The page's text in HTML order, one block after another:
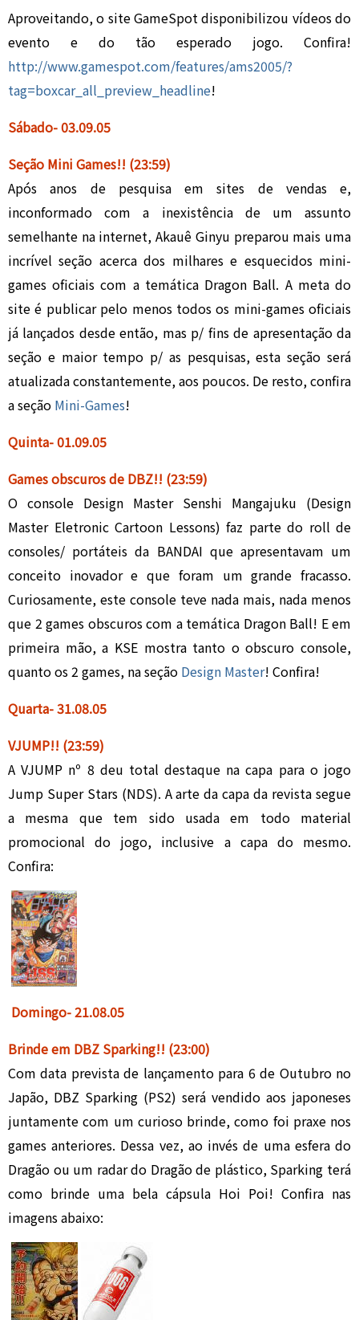
Aproveitando, o site GameSpot disponibilizou vídeos do
evento e do tão esperado jogo. Confira!
http://www.gamespot.com/features/ams2005/?
tag=boxcar_all_preview_headline!
Sábado- 03.09.05
Seção Mini Games!! (23:59)
Após anos de pesquisa em sites de vendas e,
inconformado com a inexistência de um assunto
semelhante na internet, Akauê Ginyu preparou mais uma
incrível seção acerca dos milhares e esquecidos mini-
games oficiais com a temática Dragon Ball. A meta do
site é publicar pelo menos todos os mini-games oficiais
já lançados desde então, mas p/ fins de apresentação da
seção e maior tempo p/ as pesquisas, esta seção será
atualizada constantemente, aos poucos. De resto, confira
a seção Mini-Games!
Quinta- 01.09.05
Games obscuros de DBZ!! (23:59)
O console Design Master Senshi Mangajuku (Design
Master Eletronic Cartoon Lessons) faz parte do roll de
consoles/ portáteis da BANDAI que apresentavam um
conceito inovador e que foram um grande fracasso.
Curiosamente, este console teve nada mais, nada menos
que 2 games obscuros com a temática Dragon Ball! E em
primeira mão, a KSE mostra tanto o obscuro console,
quanto os 2 games, na seção Design Master! Confira!
Quarta-31.08.05
VJUMP!! (23:59)
A VJUMP nº 8 deu total destaque na capa para o jogo
Jump Super Stars (NDS). A arte da capa da revista segue
a mesma que tem sido usada em todo material
promocional do jogo, inclusive a capa do mesmo.
Confira:
Domingo-21.08.05
Brinde em DBZ Sparking!! (23:00)
Com data prevista de lançamento para 6 de Outubro no
Japão, DBZ Sparking (PS2) será vendido aos japoneses
juntamente com um curioso brinde, como foi praxe nos
games anteriores. Dessa vez, ao invés de uma esfera do
Dragão ou um radar do Dragão de plástico, Sparking terá
como brinde uma bela cápsula Hoi Poi! Confira nas
imagens abaixo: